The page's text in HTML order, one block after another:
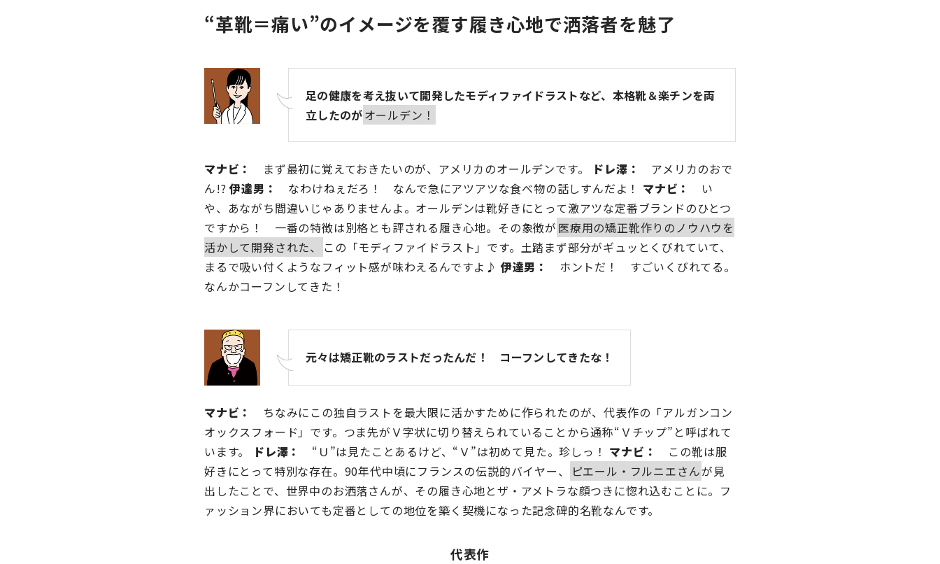
“革靴＝痛い”のイメージを覆す履き心地で洒落者を魅了
足の健康を考え抜いて開発したモディファイドラストなど、本格靴＆楽チンを両
立したのがオールデン！
マナビ： まず最初に覚えておきたいのが、アメリカのオールデンです。 ドレ澤：
アメリカのおで
ん!?伊達男： なわけねぇだろ！ なんで急にアツアツな食べ物の話しすんだよ！ マナビ：
い
や、あながち間違いじゃありませんよ。オールデンは靴好きにとって激アツな定番ブランドのひとつ
ですから！ 一番の特徴は別格とも評される履き心地。その象徴が 医療用の矯正靴作りのノウハウを
活かして開発された、
この「モディファイドラスト」です。土踏まず部分がギュッとくびれていて、
まるで吸い付くようなフィット感が味わえるんですよ♪伊達男：
ホントだ！ すごいくびれてる。
なんかコーフンしてきた！
元々は矯正靴のラストだったんだ！ コーフンしてきたな！
マナビ：
ちなみにこの独自ラストを最大限に活かすために作られたのが、代表作の「アルガンコン
オックスフォード」です。つま先がＶ字状に切り替えられていることから通称“Ｖチップ”と呼ばれて
います。
ドレ澤： “Ｕ”は見たことあるけど、“Ｖ”は初めて見た。珍しっ！ マナビ：
この靴は服
好きにとって特別な存在。90年代中頃にフランスの伝説的バイヤー、
ピエール・フルニエさんが見
出したことで、世界中のお洒落さんが、その履き心地とザ・アメトラな顔つきに惚れ込むことに。フ
ァッション界においても定番としての地位を築く契機になった記念碑的名靴なんです。
代表作